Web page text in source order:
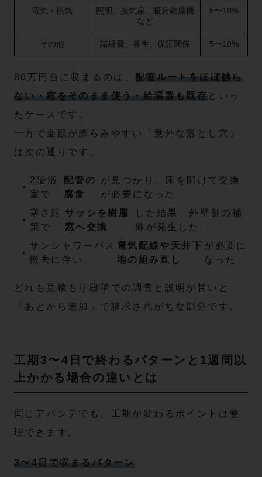
電気・換気
照明、換気扇、暖房乾燥機
など
5〜10%
その他 諸経費、養生、保証関係 5〜10%
80万円台に収まるのは、 配管ルートをほぼ触ら
ない・窓をそのまま使う・給湯器も既存 といっ
たケースです。
一方で金額が膨らみやすい「意外な落とし穴」
は次の通りです。
2階浴
室で
配管の
腐食
が見つかり、床を開けて交換
が必要になった
寒さ対
策で
サッシを樹脂
窓へ交換
した結果、外壁側の補
修が発生した
サンシャワーバス
撤去に伴い、
電気配線や天井下
地の組み直し
が必要に
なった
どれも見積もり段階での調査と説明が甘いと
「あとから追加」で請求されがちな部分です。
工期3〜4日で終わるパターンと1週間以
上かかる場合の違いとは
同じアバンテでも、工期が変わるポイントは整
理できます。
3〜4日で収まるパターン